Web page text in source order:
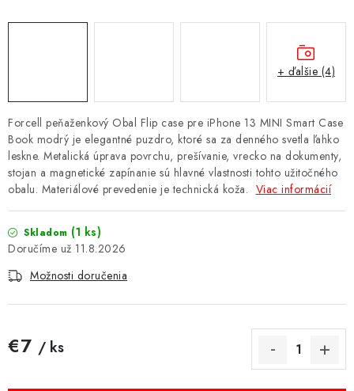
PRÍSLUŠENSTVO K NOTEBOOKOM A PC
BATÉRIE VARTA
MULTIMÉDIÁ
KAMERY
VÝPREDAJ
Doprava a platba Ako nakupovať
Obchodné podmienky
Forcell peňaženkový Obal Flip case pre iPhone 13 MINI Smart Case
Book modrý je elegantné puzdro, ktoré sa za denného svetla ľahko
leskne. Metalická úprava povrchu, prešívanie, vrecko na dokumenty,
stojan a magnetické zapínanie sú hlavné vlastnosti tohto užitočného
obalu. Materiálové prevedenie je technická koža. Viac informácií
Skladom (1 ks)
11.8.2026
Možnosti doručenia
€7 / ks
+ ďalšie (4)